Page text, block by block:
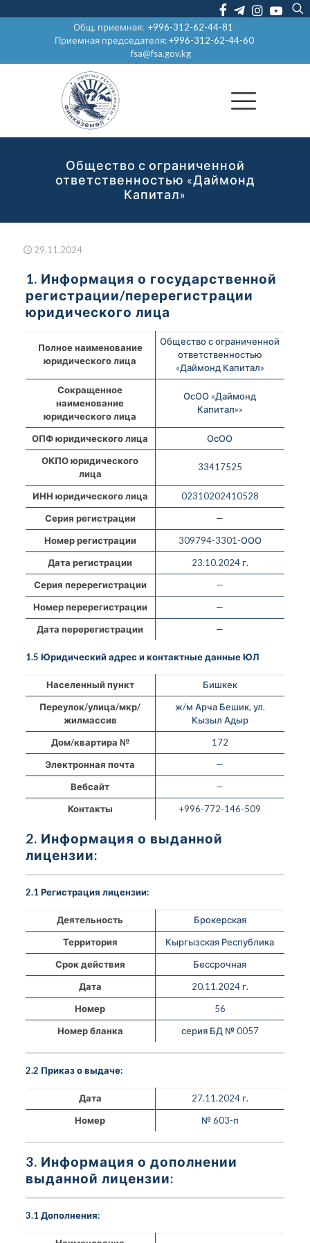
Общ. приемная:+996-312-62-44-81
Приемная председателя:+996-312-62-44-60
fsa@fsa.gov.kg
Общество с ограниченной
ответственностью «Даймонд
Капитал»
29.11.2024
1. Информация о государственной
регистрации/перерегистрации
юридического лица
Полное наименование
юридического лица
Общество с ограниченной
ответственностью
«Даймонд Капитал»
Сокращенное
наименование
юридического лица
ОсОО «Даймонд
Капитал»»
ОПФ юридического лица
ОсОО
ОКПО юридического
лица
33417525
ИНН юридического лица
02310202410528
Серия регистрации
—
Номер регистрации
309794-3301-ООО
Дата регистрации
23.10.2024 г.
Серия перерегистрации
—
Номер перерегистрации
—
Дата перерегистрации
—
1.5 Юридический адрес и контактные данные ЮЛ
Населенный пункт
Бишкек
Переулок/улица/мкр/
жилмассив
ж/м Арча Бешик, ул.
Кызыл Адыр
Дом/квартира №
172
Электронная почта
—
Вебсайт
—
Контакты
+996-772-146-509
2. Информация о выданной
лицензии:
2.1 Регистрация лицензии:
Деятельность
Брокерская
Территория
Кыргызская Республика
Срок действия
Бессрочная
Дата
20.11.2024 г.
Номер
56
Номер бланка
серия БД № 0057
2.2 Приказ о выдаче:
Дата
27.11.2024 г.
Номер
№ 603-п
3. Информация о дополнении
выданной лицензии:
3.1 Дополнения: